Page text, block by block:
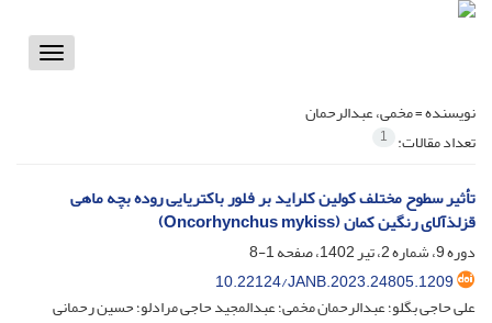
Toggle
نویسنده =مخمی، عبدالرحمان
تعداد مقالات: 1
تأثیر سطوح مختلف کولین کلراید بر فلور باکتریایی روده بچه ماهی
قزلذآلای رنگین کمان (Oncorhynchus mykiss)
دوره 9، شماره 2، تیر 1402، صفحه
1-8
10.22124/JANB.2023.24805.1209
علی حاجی بگلو؛ عبدالرحمان مخمی؛ عبدالمجید حاجی مرادلو؛ حسین رحمانی